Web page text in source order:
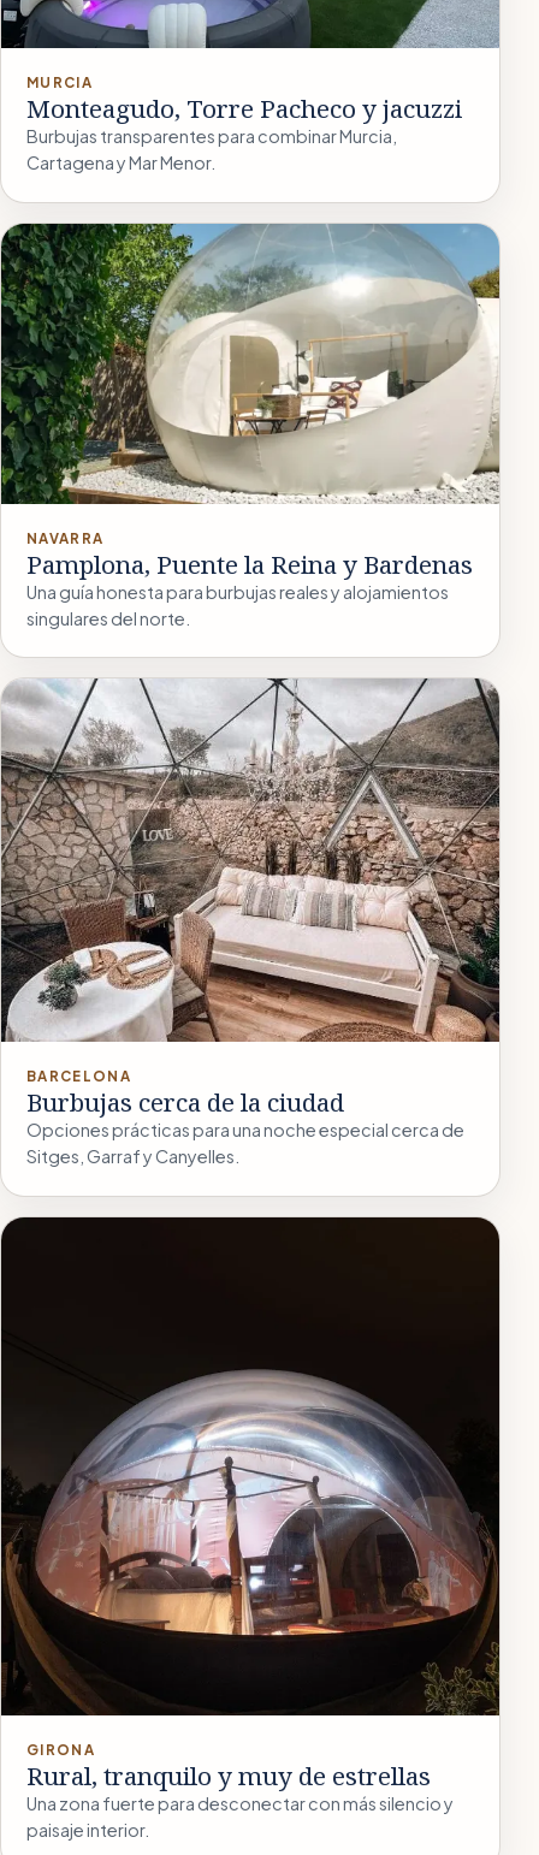
MURCIA
Monteagudo, Torre Pacheco y jacuzzi
Burbujas transparentes para combinar Murcia,
Cartagena y Mar Menor.
NAVARRA
Pamplona, Puente la Reina y Bardenas
Una guía honesta para burbujas reales y alojamientos
singulares del norte.
BARCELONA
Burbujas cerca de la ciudad
Opciones prácticas para una noche especial cerca de
Sitges, Garraf y Canyelles.
GIRONA
Rural, tranquilo y muy de estrellas
Una zona fuerte para desconectar con más silencio y
paisaje interior.